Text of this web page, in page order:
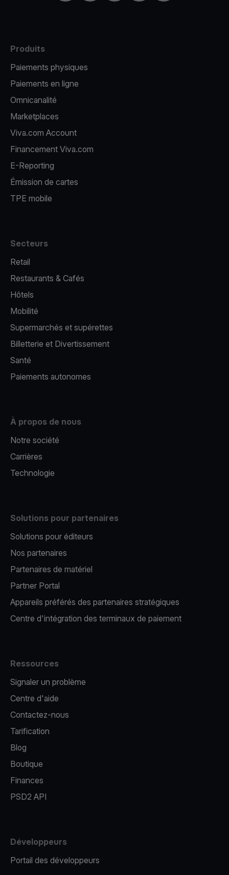
Produits
Paiements physiques
Paiements en ligne
Omnicanalité
Marketplaces
Viva.com Account
Financement Viva.com
E-Reporting
Émission de cartes
TPE mobile
Secteurs
Retail
Restaurants & Cafés
Hôtels
Mobilité
Supermarchés et supérettes
Billetterie et Divertissement
Santé
Paiements autonomes
À propos de nous
Notre société
Carrières
Technologie
Solutions pour partenaires
Solutions pour éditeurs​
Nos partenaires​
Partenaires de matériel
Partner Portal
Appareils préférés des partenaires stratégiques
Centre d'intégration des terminaux de paiement
Ressources
Signaler un problème
Centre d'aide
Contactez-nous
Tarification
Blog
Boutique
Finances
PSD2 API
Développeurs
Portail des développeurs